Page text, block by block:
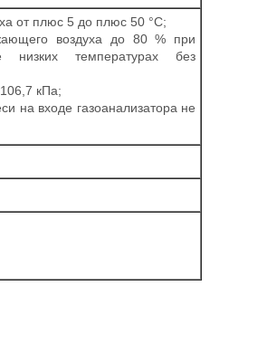
от плюс 5 до плюс 50 °С;
воздуха до 80 % при
температурах без
кПа;
на входе газоанализатора не